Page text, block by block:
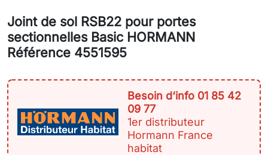
Joint de sol RSB22 pour portes
sectionnelles Basic HORMANN
Référence 4551595
Besoin d‘info 01 85 42
09 77
1er distributeur
Hormann France
habitat